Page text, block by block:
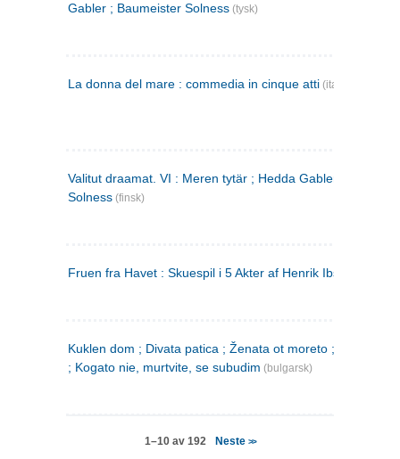
Gabler ; Baumeister Solness (tysk)
La donna del mare : commedia in cinque atti (italiensk)
Valitut draamat. VI : Meren tytär ; Hedda Gabler ;
Solness (finsk)
Fruen fra Havet : Skuespil i 5 Akter af Henrik Ibsen
Kuklen dom ; Divata patica ; Ženata ot moreto ; Malkijat
; Kogato nie, murtvite, se subudim (bulgarsk)
1–10 av 192 Neste >>